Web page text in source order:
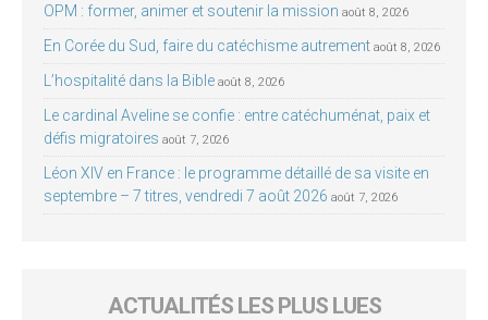
OPM : former, animer et soutenir la mission août 8, 2026
En Corée du Sud, faire du catéchisme autrement août 8, 2026
L’hospitalité dans la Bible août 8, 2026
Le cardinal Aveline se confie : entre catéchuménat, paix et
défis migratoires août 7, 2026
Léon XIV en France : le programme détaillé de sa visite en
septembre – 7 titres, vendredi 7 août 2026 août 7, 2026
ACTUALITÉS LES PLUS LUES